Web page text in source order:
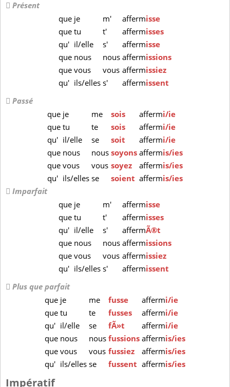
Présent
que je m' affermisse
quetu t' affermisses
qu' il/elle s' affermisse
que nous nousaffermissions
quevous vous affermissiez
qu' ils/elless' affermissent
Passé
que je me sois affermi/ie
quetu te sois affermi/ie
qu' il/elle se soit affermi/ie
que nous noussoyonsaffermis/ies
quevous vous soyez affermis/ies
qu' ils/ellesse soient affermis/ies
Imparfait
que je m' affermisse
quetu t' affermisses
qu' il/elle s' affermÃ®t
que nous nousaffermissions
quevous vous affermissiez
qu' ils/elless' affermissent
Plus que parfait
que je me fusse affermi/ie
quetu te fusses affermi/ie
qu' il/elle se fÃ»t affermi/ie
que nous nousfussionsaffermis/ies
quevous vous fussiez affermis/ies
qu' ils/ellesse fussent affermis/ies
Impératif